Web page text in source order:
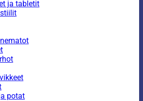
ja tabletit
potat